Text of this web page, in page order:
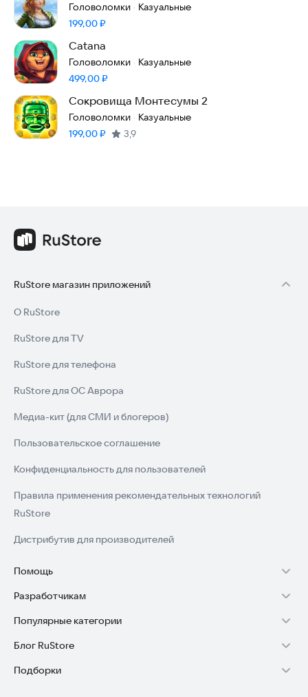
Головоломки · Казуальные
Цена:
199,00₽
Catana
Головоломки · Казуальные
Цена:
499,00₽
Сокровища Монтесумы 2
Головоломки · Казуальные
Цена:
199,00₽ 3,9
RuStore магазин приложений
О RuStore
RuStore для TV
RuStore для телефона
RuStore для ОС Аврора
Медиа-кит (для СМИ и блогеров)
Пользовательское соглашение
Конфиденциальность для пользователей
Правила применения рекомендательных технологий
RuStore
Дистрибутив для производителей
Помощь
Установка RuStore на TV
Установка RuStore на телефон
Установка RuStore в машину
Помощь пользователям RuStore
Разработчикам
Зарабатывать с RuStore
Стать разработчиком
Доступ к RuStore Консоль
Популярные категории
Игры для Android
Приложения банков
Блог RuStore
Обзоры игр для Android 2025
Подборки